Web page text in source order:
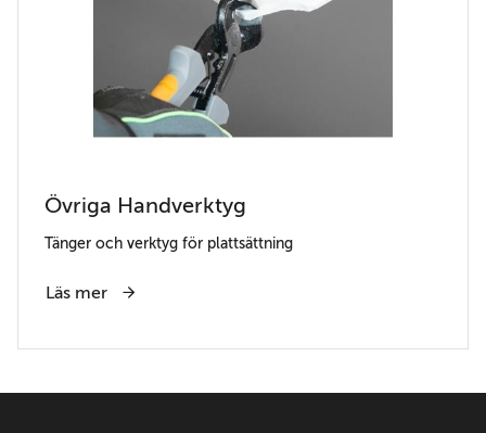
Övriga Handverktyg
Tänger och verktyg för plattsättning
Läs mer